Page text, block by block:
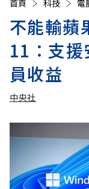
首頁 科技 電
不能輸蘋
11：支
員收益
中央社